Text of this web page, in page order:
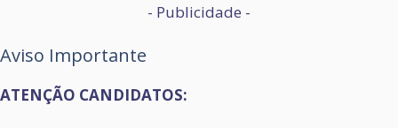
- Publicidade -
Aviso Importante
ATENÇÃO CANDIDATOS: